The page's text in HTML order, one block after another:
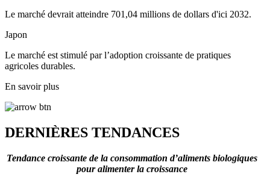
Le marché devrait atteindre 701,04 millions de dollars d'ici 2032.
Japon
Le marché est stimulé par l’adoption croissante de pratiques
agricoles durables.
En savoir plus
DERNIÈRES TENDANCES
Tendance croissante de la consommation d’aliments biologiques
pour alimenter la croissance